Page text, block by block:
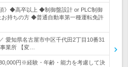
須》◆高卒以上 ◆制御盤設計 or PLC制御
お持ちの方 ◆普通自動車第一種運転免許
愛知県名古屋市中区千代田2丁目10番31
業所 【変…
円※経験・年齢・能力を考慮して決